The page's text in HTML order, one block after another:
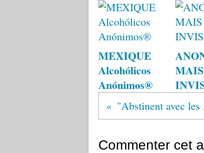
MEXIQUE
Alcohólicos
Anónimos®
Commenter cet